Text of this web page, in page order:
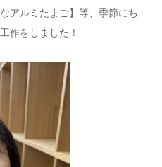
アルミたまご】等、季節にち
作をしました！